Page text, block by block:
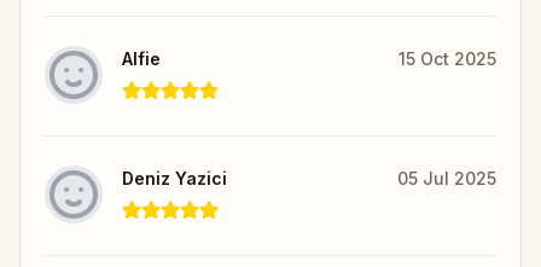
Alfie 15 Oct 2025
Deniz Yazici 05 Jul 2025